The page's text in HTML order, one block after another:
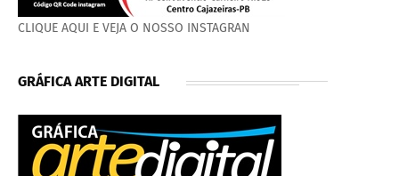
CLIQUE AQUI E VEJA O NOSSO INSTAGRAN
GRÁFICA ARTE DIGITAL